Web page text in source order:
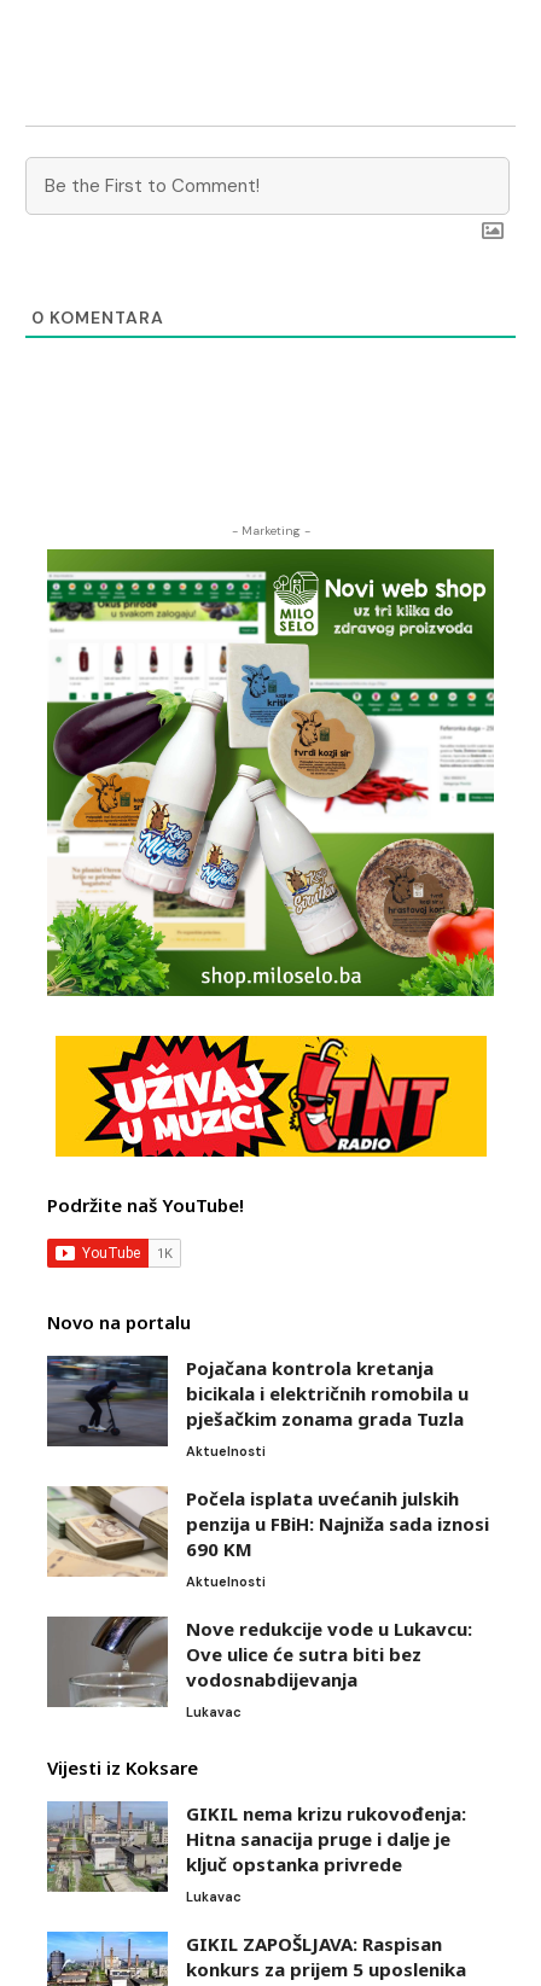
0 KOMENTARA
- Marketing -
Podržite naš YouTube!
Novo na portalu
Pojačana kontrola kretanja
bicikala i električnih romobila u
pješačkim zonama grada Tuzla
Aktuelnosti
Počela isplata uvećanih julskih
penzija u FBiH: Najniža sada iznosi
690 KM
Aktuelnosti
Nove redukcije vode u Lukavcu:
Ove ulice će sutra biti bez
vodosnabdijevanja
Lukavac
Vijesti iz Koksare
GIKIL nema krizu rukovođenja:
Hitna sanacija pruge i dalje je
ključ opstanka privrede
Lukavac
GIKIL ZAPOŠLJAVA: Raspisan
konkurs za prijem 5 uposlenika